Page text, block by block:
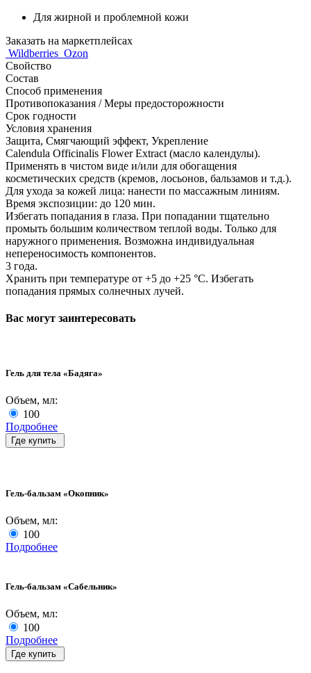
Для жирной и проблемной кожи
Заказать на маркетплейсах
Wildberries Ozon
Свойство
Состав
Способ применения
Противопоказания / Меры предосторожности
Срок годности
Условия хранения
Защита, Смягчающий эффект, Укрепление
Calendula Officinalis Flower Extract (масло календулы).
Применять в чистом виде и/или для обогащения
косметических средств (кремов, лосьонов, бальзамов и т.д.).
Для ухода за кожей лица: нанести по массажным линиям.
Время экспозиции: до 120 мин.
Избегать попадания в глаза. При попадании тщательно
промыть большим количеством теплой воды. Только для
наружного применения. Возможна индивидуальная
непереносимость компонентов.
3 года.
Хранить при температуре от +5 до +25 °C. Избегать
попадания прямых солнечных лучей.
Вас могут заинтересовать
Гель для тела «Бадяга»
Объем, мл:
100
Подробнее
Где купить
Гель-бальзам «Окопник»
Объем, мл:
100
Подробнее
Гель-бальзам «Сабельник»
Объем, мл:
100
Подробнее
Где купить